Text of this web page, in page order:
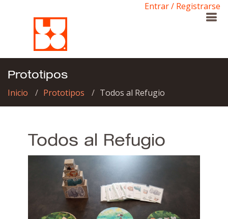
Entrar / Registrarse
Prototipos
Inicio Prototipos Todos al Refugio
Todos al Refugio